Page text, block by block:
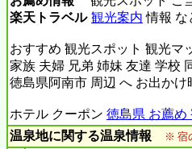
楽天トラベル 観光案内 情報 な
おすすめ 観光スポット 観光マ
家族 夫婦 兄弟 姉妹 友達 学校
徳島県阿南市 周辺 へ お出かけ
ホテル クーポン 徳島県 お薦め
温泉地に関する温泉情報
※ 宿